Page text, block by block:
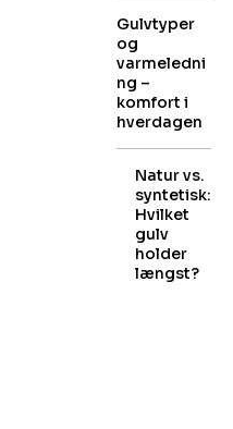
Gulvtyper
og
varmeledni
ng –
komfort i
hverdagen
Natur vs.
syntetisk:
Hvilket
gulv
holder
længst?